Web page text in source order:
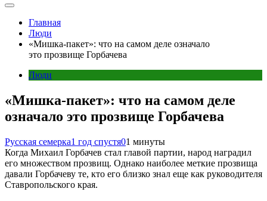
Главная
Люди
«Мишка-пакет»: что на самом деле означало
это прозвище Горбачева
Люди
«Мишка-пакет»: что на самом деле
означало это прозвище Горбачева
Русская семерка1 год спустя01 минуты
Когда Михаил Горбачев стал главой партии, народ наградил
его множеством прозвищ. Однако наиболее меткие прозвища
давали Горбачеву те, кто его близко знал еще как руководителя
Ставропольского края.